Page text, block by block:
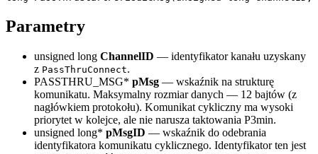
Parametry
unsigned long ChannelID — identyfikator kanału uzyskany
z PassThruConnect.
PASSTHRU_MSG* pMsg — wskaźnik na strukturę
komunikatu. Maksymalny rozmiar danych — 12 bajtów (z
nagłówkiem protokołu). Komunikat cykliczny ma wysoki
priorytet w kolejce, ale nie narusza taktowania P3min.
unsigned long* pMsgID — wskaźnik do odebrania
identyfikatora komunikatu cyklicznego. Identyfikator ten jest